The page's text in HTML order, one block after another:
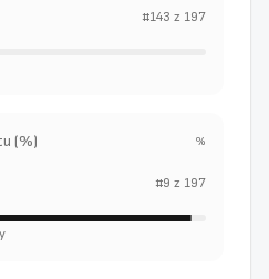
#143 z 197
(%) %
#9 z 197